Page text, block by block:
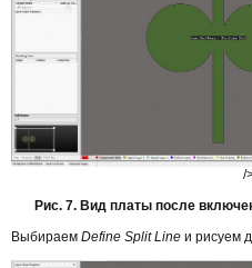
/
Рис. 7. Вид платы после
Выбираем Define Split Line и рисуем